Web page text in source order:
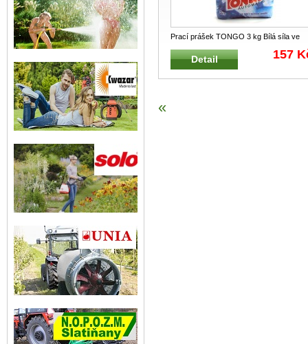
Prací prášek TONGO 3 kg Bílá síla ve
vaší pračce s aktivací již od 40 ...
Detail 157
«